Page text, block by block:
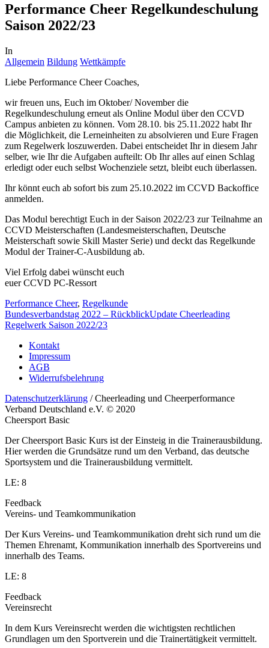
Performance Cheer Regelkundeschulung
Saison 2022/23
In
Allgemein Bildung Wettkämpfe
Liebe Performance Cheer Coaches,
wir freuen uns, Euch im Oktober/ November die
Regelkundeschulung erneut als Online Modul über den CCVD
Campus anbieten zu können. Vom 28.10. bis 25.11.2022 habt Ihr
die Möglichkeit, die Lerneinheiten zu absolvieren und Eure Fragen
zum Regelwerk loszuwerden. Dabei entscheidet Ihr in diesem Jahr
selber, wie Ihr die Aufgaben aufteilt: Ob Ihr alles auf einen Schlag
erledigt oder euch selbst Wochenziele setzt, bleibt euch überlassen.
Ihr könnt euch ab sofort bis zum 25.10.2022 im CCVD Backoffice
anmelden.
Das Modul berechtigt Euch in der Saison 2022/23 zur Teilnahme an
CCVD Meisterschaften (Landesmeisterschaften, Deutsche
Meisterschaft sowie Skill Master Serie) und deckt das Regelkunde
Modul der Trainer-C-Ausbildung ab.
Viel Erfolg dabei wünscht euch
euer CCVD PC-Ressort
Performance Cheer, Regelkunde
Bundesverbandstag 2022 – RückblickUpdate Cheerleading
Regelwerk Saison 2022/23
Kontakt
Impressum
AGB
Widerrufsbelehrung
Datenschutzerklärung / Cheerleading und Cheerperformance
Verband Deutschland e.V. © 2020
Cheersport Basic
Der Cheersport Basic Kurs ist der Einsteig in die Trainerausbildung.
Hier werden die Grundsätze rund um den Verband, das deutsche
Sportsystem und die Trainerausbildung vermittelt.
LE: 8
Feedback
Vereins- und Teamkommunikation
Der Kurs Vereins- und Teamkommunikation dreht sich rund um die
Themen Ehrenamt, Kommunikation innerhalb des Sportvereins und
innerhalb des Teams.
LE: 8
Feedback
Vereinsrecht
In dem Kurs Vereinsrecht werden die wichtigsten rechtlichen
Grundlagen um den Sportverein und die Trainertätigkeit vermittelt.